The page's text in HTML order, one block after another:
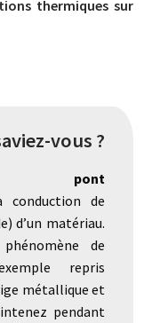
thermiques sur
vous ?
conduction de
d’un matériau.
de
repris
métallique et
pendant